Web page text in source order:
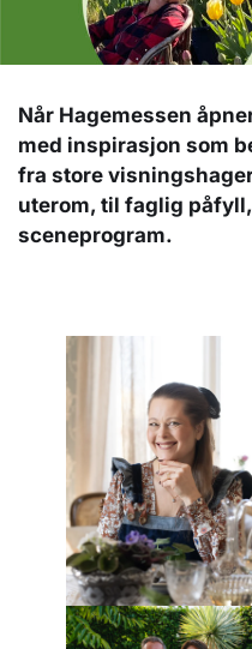
Når Hagemessen
med inspirasjon som
fra store
uterom, til faglig
sceneprogram.